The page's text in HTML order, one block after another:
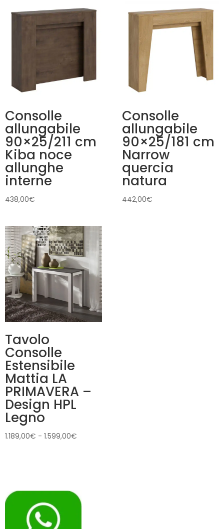
Consolle
allungabile
90×25/211 cm
Kiba noce
allunghe
interne
438,00€
Consolle
allungabile
90×25/181 cm
Narrow
quercia
natura
442,00€
Tavolo
Consolle
Estensibile
Mattia LA
PRIMAVERA –
Design HPL
Legno
1.189,00€ - 1.599,00€
a
1.599,00€